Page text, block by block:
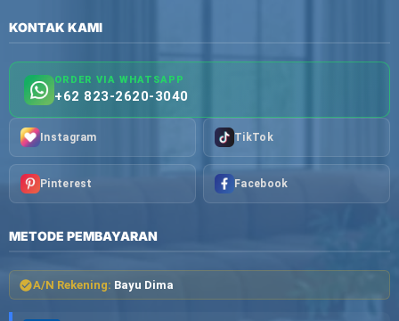
KONTAK KAMI
ORDER VIA WHATSAPP
+62 823-2620-3040
Instagram TikTok
Pinterest Facebook
METODE PEMBAYARAN
A/N Rekening: Bayu Dima